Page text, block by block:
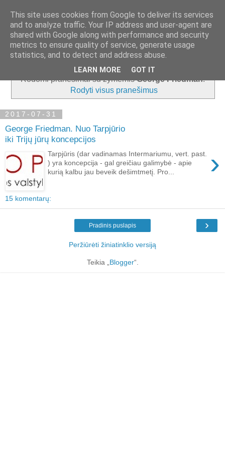
Rodomi pranešimai su žymėmisGeorge Friedman.
Rodyti visus pranešimus
2017-07-31
George Friedman. Nuo Tarpjūrio
iki Trijų jūrų koncepcijos
›
Tarpjūris (dar vadinamas Intermariumu, vert. past.
) yra koncepcija - gal greičiau galimybė - apie
kurią kalbu jau beveik dešimtmetį. Pro...
15 komentarų:
›
Pradinis puslapis
Peržiūrėti žiniatinklio versiją
Teikia „Blogger“.
This site uses cookies from Google to deliver its services
and to analyze traffic. Your IP address and user-agent are
shared with Google along with performance and security
metrics to ensure quality of service, generate usage
statistics, and to detect and address abuse.
LEARN MORE GOT IT